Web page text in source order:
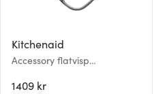
Kitchenaid
Accessory flatvisp
1409 kr